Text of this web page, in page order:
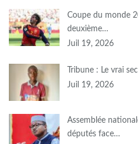
Coupe du monde
deuxième…
Juil 19, 2026
Tribune : Le vrai
Juil 19, 2026
Assemblée
députés face…